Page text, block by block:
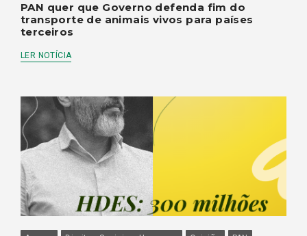
PAN quer que Governo defenda fim do
transporte de animais vivos para países
terceiros
LER NOTÍCIA